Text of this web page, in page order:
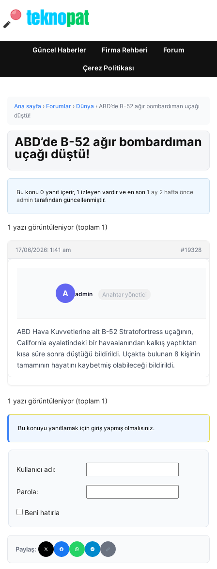
Güncel Haberler Firma Rehberi Forum
Çerez Politikası
Ana sayfa › Forumlar › Dünya › ABD’de B-52 ağır bombardıman uçağı
düştü!
ABD’de B-52 ağır bombardıman
uçağı düştü!
Bu konu 0 yanıt içerir, 1 izleyen vardır ve en son 1 ay 2 hafta önce
admin tarafından güncellenmiştir.
1 yazı görüntüleniyor (toplam 1)
17/06/2026: 1:41 am #19328
A admin Anahtar yönetici
ABD Hava Kuvvetlerine ait B-52 Stratofortress uçağının,
California eyaletindeki bir havaalanından kalkış yaptıktan
kısa süre sonra düştüğü bildirildi. Uçakta bulunan 8 kişinin
tamamının hayatını kaybetmiş olabileceği bildirildi.
1 yazı görüntüleniyor (toplam 1)
Bu konuyu yanıtlamak için giriş yapmış olmalısınız.
Kullanıcı adı:
Parola:
Beni hatırla
Paylaş: